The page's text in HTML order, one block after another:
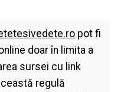
pot fi
doar în limita a
sursei cu link
regulă